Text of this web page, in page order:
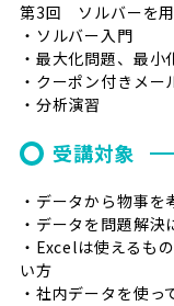
第3回 ソルバーを
・ソルバー入門
・最大化問題、最小
・クーポン付きメ
・分析演習
受講対象
・データから物事
・データを問題解
・Excelは使えるも
い方
・社内データを使